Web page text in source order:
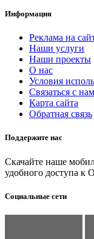
Информация
Реклама на
Наши услуги
Наши проекты
О нас
Условия
Связаться с
Карта сайта
Обратная связь
Поддержите нас
Скачайте наше
удобного доступа к
Социальные сети